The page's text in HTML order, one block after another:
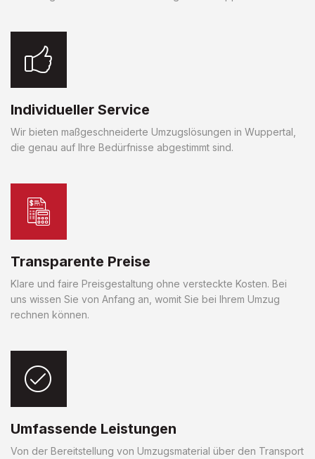
Individueller Service
Wir bieten maßgeschneiderte Umzugslösungen in Wuppertal,
die genau auf Ihre Bedürfnisse abgestimmt sind.
Transparente Preise
Klare und faire Preisgestaltung ohne versteckte Kosten. Bei
uns wissen Sie von Anfang an, womit Sie bei Ihrem Umzug
rechnen können.
Umfassende Leistungen
Von der Bereitstellung von Umzugsmaterial über den Transport